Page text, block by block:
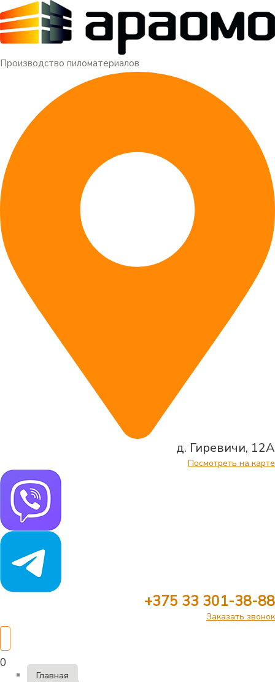
Производство пиломатериалов
д. Гиревичи, 12А
Посмотреть на карте
+375 33 301-38-88
Заказать звонок
0
Меню
Главная
Перейти
к
содержимому